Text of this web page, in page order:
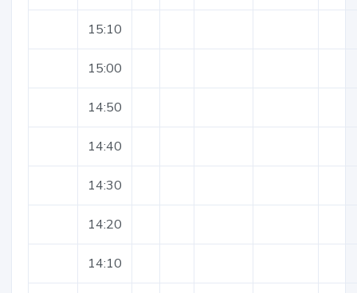
15:10
15:00
14:50
14:40
14:30
14:20
14:10